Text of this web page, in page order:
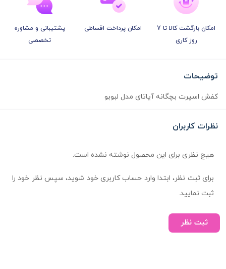
امکان بازگشت کالا تا 7
روز کاری
امکان پرداخت اقساطی
پشتیبانی و مشاوره
تخصصی
توضیحات
کفش اسپرت بچگانه آیاتای مدل لبوبو
نظرات کاربران
هیچ نظری برای این محصول نوشته نشده است.
برای ثبت نظر، ابتدا وارد حساب کاربری خود شوید، سپس نظر خود را
ثبت نمایید.
ثبت نظر